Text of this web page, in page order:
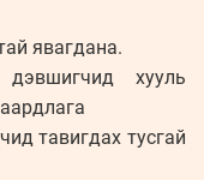
явагдана.
хууль
тавигдах тусгай